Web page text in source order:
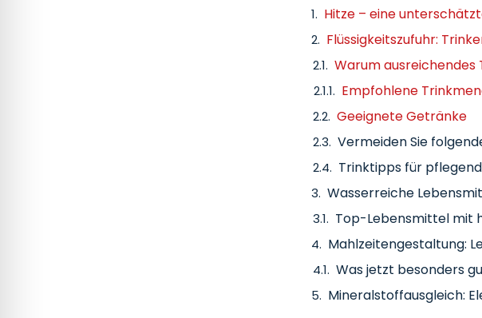
Hitze – eine
Flüssigkeitszufuhr:
Warum ausreichendes
Empfohlene
Geeignete Getränke
Vermeiden Sie
Trinktipps für
Wasserreiche
Top-Lebensmittel mit
Mahlzeitengestaltung:
Was jetzt besonders
Mineralstoffausgleich: